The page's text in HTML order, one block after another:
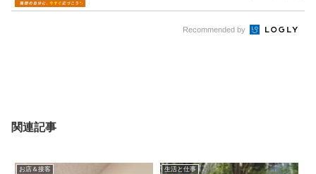
Recommended by
関連記事
お店＆接客 生活と仕事